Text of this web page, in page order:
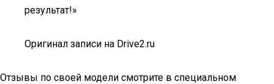
результат!»
Оригинал записи на Drive2.ru
Отзывы по своей модели смотрите в специальном